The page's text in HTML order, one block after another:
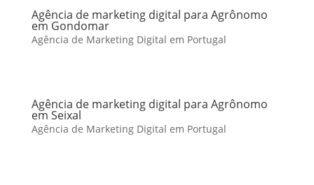
Agência de marketing digital para Agrônomo
em Gondomar
Agência de Marketing Digital em Portugal
Agência de marketing digital para Agrônomo
em Seixal
Agência de Marketing Digital em Portugal